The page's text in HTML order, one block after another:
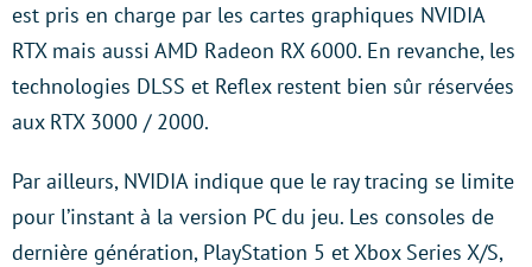
est pris en charge par les cartes graphiques NVIDIA
RTX mais aussi AMD Radeon RX 6000. En revanche, les
technologies DLSS et Reflex restent bien sûr réservées
aux RTX 3000 / 2000.
Par ailleurs, NVIDIA indique que le ray tracing se limite
pour l’instant à la version PC du jeu. Les consoles de
dernière génération, PlayStation 5 et Xbox Series X/S,